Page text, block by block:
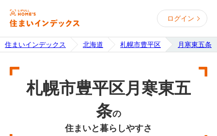
ログイン
住まいインデックス 北海道 札幌市豊平区 月寒東五条
札幌市豊平区月寒東五
条の
住まいと暮らしやすさ